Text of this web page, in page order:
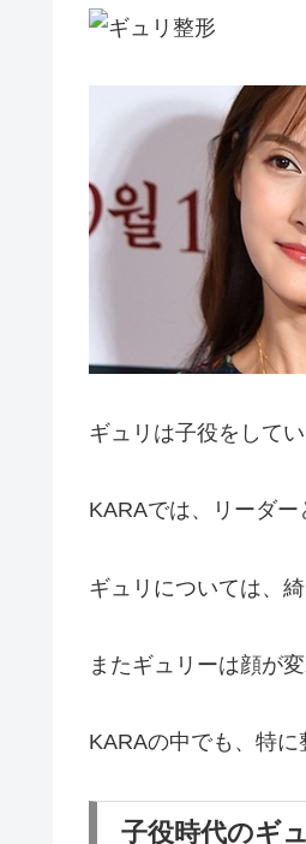
ギュリは子役をして
KARAでは、リーダー
ギュリについては、
またギュリーは顔が
KARAの中でも、特に
子役時代のギ